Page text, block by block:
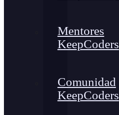
Mentores
KeepCoders
Comunidad
KeepCoders